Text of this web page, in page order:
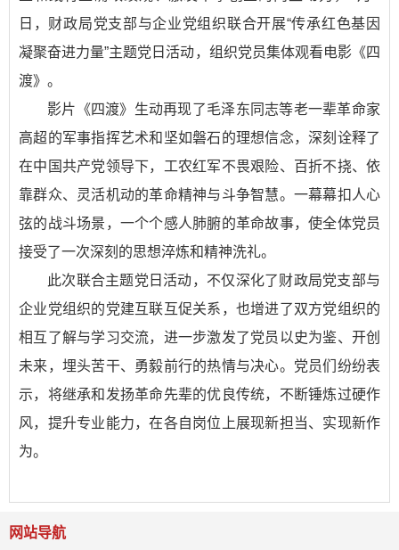
日，财政局党支部与企业党组织联合开展“传承红色基因
凝聚奋进力量”主题党日活动，组织党员集体观看电影《四
渡》。
影片《四渡》生动再现了毛泽东同志等老一辈革命家
高超的军事指挥艺术和坚如磐石的理想信念，深刻诠释了
在中国共产党领导下，工农红军不畏艰险、百折不挠、依
靠群众、灵活机动的革命精神与斗争智慧。一幕幕扣人心
弦的战斗场景，一个个感人肺腑的革命故事，使全体党员
接受了一次深刻的思想淬炼和精神洗礼。
此次联合主题党日活动，不仅深化了财政局党支部与
企业党组织的党建互联互促关系，也增进了双方党组织的
相互了解与学习交流，进一步激发了党员以史为鉴、开创
未来，埋头苦干、勇毅前行的热情与决心。党员们纷纷表
示，将继承和发扬革命先辈的优良传统，不断锤炼过硬作
风，提升专业能力，在各自岗位上展现新担当、实现新作
为。
网站导航